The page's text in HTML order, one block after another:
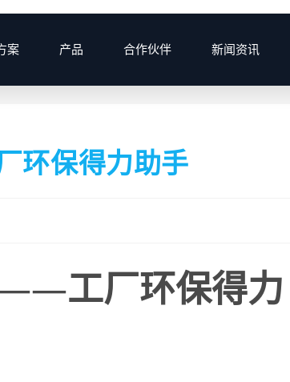
案 产品 合作伙伴 新闻资讯
> 2024
环保得力助手
工厂环保得力